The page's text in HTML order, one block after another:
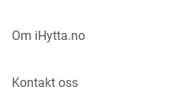
Om iHytta.no
Kontakt oss